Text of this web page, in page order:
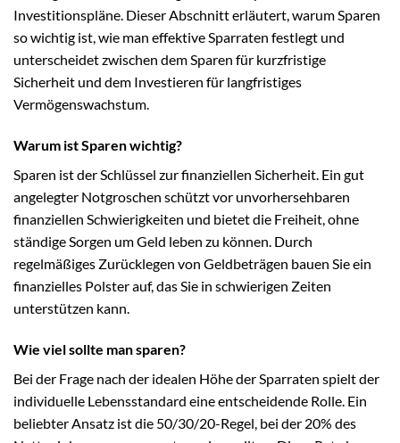
Investitionspläne. Dieser Abschnitt erläutert, warum Sparen
so wichtig ist, wie man effektive Sparraten festlegt und
unterscheidet zwischen dem Sparen für kurzfristige
Sicherheit und dem Investieren für langfristiges
Vermögenswachstum.
Warum ist Sparen wichtig?
Sparen ist der Schlüssel zur finanziellen Sicherheit. Ein gut
angelegter Notgroschen schützt vor unvorhersehbaren
finanziellen Schwierigkeiten und bietet die Freiheit, ohne
ständige Sorgen um Geld leben zu können. Durch
regelmäßiges Zurücklegen von Geldbeträgen bauen Sie ein
finanzielles Polster auf, das Sie in schwierigen Zeiten
unterstützen kann.
Wie viel sollte man sparen?
Bei der Frage nach der idealen Höhe der Sparraten spielt der
individuelle Lebensstandard eine entscheidende Rolle. Ein
beliebter Ansatz ist die 50/30/20-Regel, bei der 20% des